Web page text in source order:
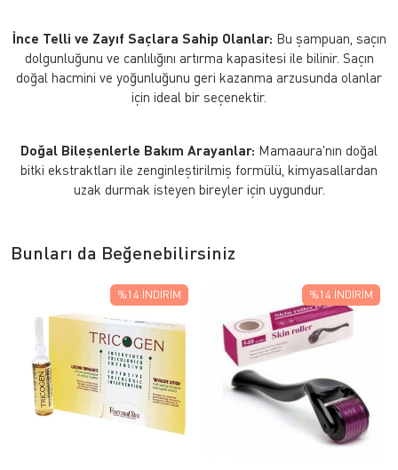
İnce Telli ve Zayıf Saçlara Sahip Olanlar: Bu şampuan, saçın
dolgunluğunu ve canlılığını artırma kapasitesi ile bilinir. Saçın
doğal hacmini ve yoğunluğunu geri kazanma arzusunda olanlar
için ideal bir seçenektir.
Doğal Bileşenlerle Bakım Arayanlar: Mamaaura'nın doğal
bitki ekstraktları ile zenginleştirilmiş formülü, kimyasallardan
uzak durmak isteyen bireyler için uygundur.
Bunları da Beğenebilirsiniz
%14 İNDIRIM %14 İNDIRIM